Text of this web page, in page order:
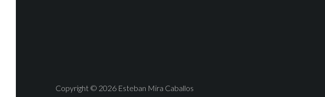
Copyright © 2026 Esteban Mira Caballos